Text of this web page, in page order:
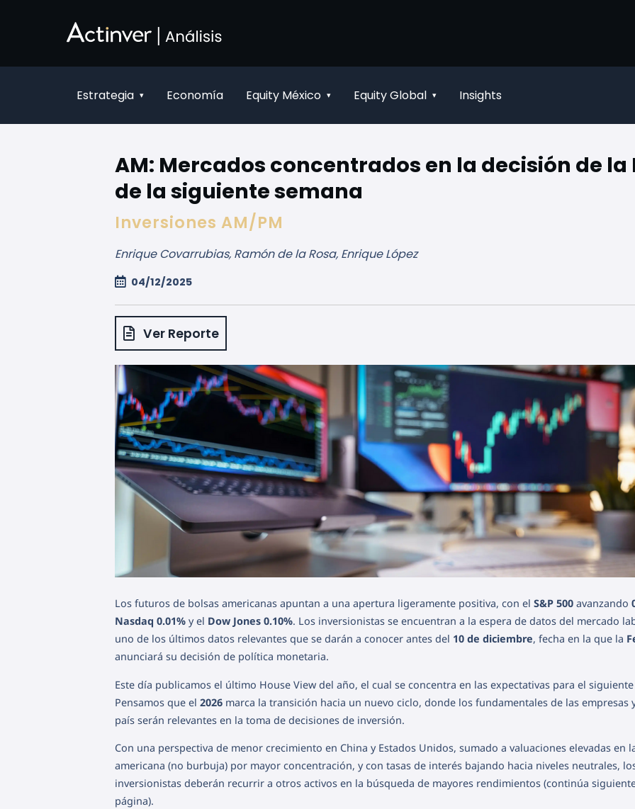
Estrategia ▾ Economía Equity México ▾ Equity Global ▾ Insights
AM: Mercados concentrados en la decisión de la
de la siguiente semana
Inversiones AM/PM
Enrique Covarrubias, Ramón de la Rosa, Enrique López
04/12/2025
Ver Reporte
Los futuros de bolsas americanas apuntan a una apertura ligeramente positiva, con el S&P 500 avanzando
Nasdaq 0.01% y el Dow Jones 0.10%. Los inversionistas se encuentran a la espera de datos del mercado
uno de los últimos datos relevantes que se darán a conocer antes del 10 de diciembre, fecha en la que la
anunciará su decisión de política monetaria.
Este día publicamos el último House View del año, el cual se concentra en las expectativas para el
Pensamos que el 2026 marca la transición hacia un nuevo ciclo, donde los fundamentales de las empresas
país serán relevantes en la toma de decisiones de inversión.
Con una perspectiva de menor crecimiento en China y Estados Unidos, sumado a valuaciones elevadas en
americana (no burbuja) por mayor concentración, y con tasas de interés bajando hacia niveles neutrales,
inversionistas deberán recurrir a otros activos en la búsqueda de mayores rendimientos (continúa
página).